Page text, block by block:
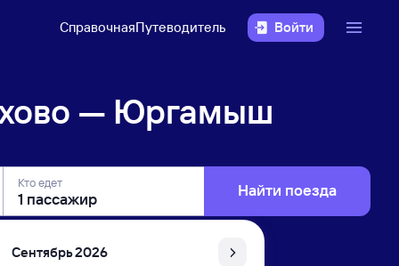
СправочнаяПутеводитель Войти
— Юргамыш
Кто едет Найти поезда
Сентябрь 2026